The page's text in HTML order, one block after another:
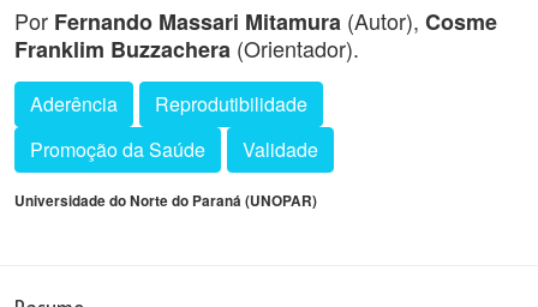
Por Fernando Massari Mitamura (Autor), Cosme
Franklim Buzzachera (Orientador).
Aderência
Reprodutibilidade
Promoção da Saúde
Validade
Universidade do Norte do Paraná (UNOPAR)